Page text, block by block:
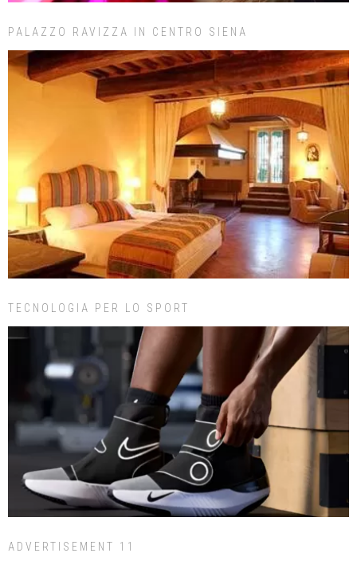
PALAZZO RAVIZZA IN CENTRO SIENA
TECNOLOGIA PER LO SPORT
ADVERTISEMENT 11